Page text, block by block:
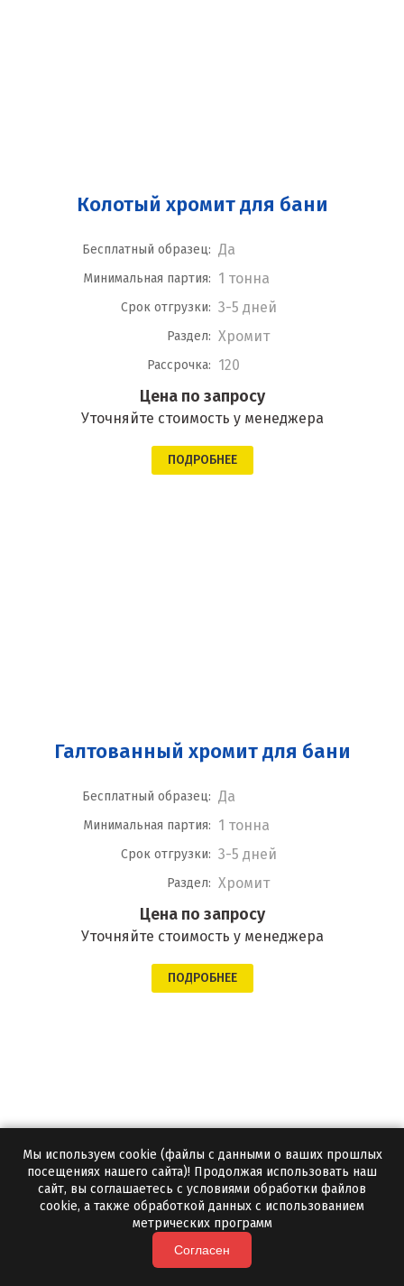
Колотый хромит для бани
Бесплатный образец: Да
Минимальная партия: 1 тонна
Срок отгрузки: 3-5 дней
Раздел: Хромит
Рассрочка: 120
Цена по запросу
Уточняйте стоимость у менеджера
ПОДРОБНЕЕ
Галтованный хромит для бани
Бесплатный образец: Да
Минимальная партия: 1 тонна
Срок отгрузки: 3-5 дней
Раздел: Хромит
Цена по запросу
Уточняйте стоимость у менеджера
ПОДРОБНЕЕ
Колотая яшма для бани
Мы используем cookie (файлы с данными о ваших прошлых
посещениях нашего сайта)! Продолжая использовать наш
сайт, вы соглашаетесь с условиями обработки файлов
cookie, а также обработкой данных с использованием
метрических программ
Согласен